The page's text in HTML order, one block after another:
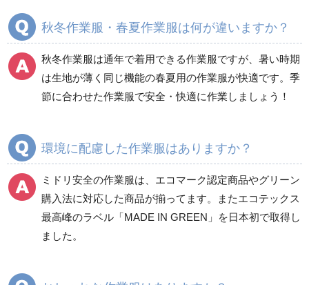
秋冬長袖
食品産業用長袖
食品産業用半袖
秋冬長袖
ワークパンツ
春夏ワークパンツ作業
ズボン
秋冬ワークパンツ作業
カーゴパンツ
春夏カーゴパンツ作業
ズボン
秋冬作業服・春夏作業服は何が違いますか？
秋冬作業服は通年で着用できる作業服ですが、暑い時期
は生地が薄く同じ機能の春夏用の作業服が快適です。季
節に合わせた作業服で安全・快適に作業しましょう！
環境に配慮した作業服はありますか？
ミドリ安全の作業服は、エコマーク認定商品やグリーン
購入法に対応した商品が揃ってます。またエコテックス
最高峰のラベル「MADE IN GREEN」を日本初で取得し
ました。